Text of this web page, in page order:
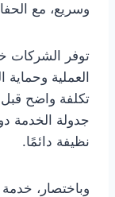
وسريع، مع
توفر الشركات
العملية وحماية
تكلفة واضح
جدولة الخدمة
نظيفة دائمًا.
وباختصار، خدمة